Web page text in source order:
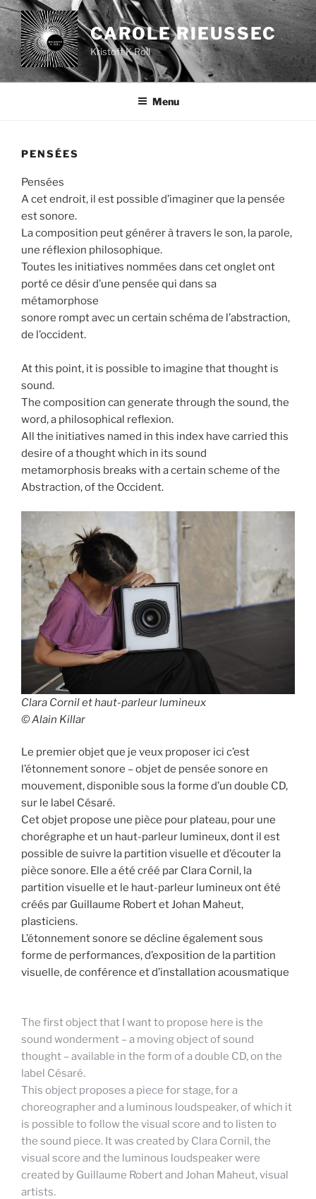
Aller
au
contenu
principal
CAROLE RIEUSSEC
Kristoff K.Roll
Menu
PENSÉES
Pensées
A cet endroit, il est possible d’imaginer que la pensée
est sonore.
La composition peut générer à travers le son, la parole,
une réflexion philosophique.
Toutes les initiatives nommées dans cet onglet ont
porté ce désir d’une pensée qui dans sa
métamorphose
sonore rompt avec un certain schéma de l’abstraction,
de l’occident.
At this point, it is possible to imagine that thought is
sound.
The composition can generate through the sound, the
word, a philosophical reflexion.
All the initiatives named in this index have carried this
desire of a thought which in its sound
metamorphosis breaks with a certain scheme of the
Abstraction, of the Occident.
Clara Cornil et haut-parleur lumineux
© Alain Killar
Le premier objet que je veux proposer ici c’est
l’étonnement sonore – objet de pensée sonore en
mouvement, disponible sous la forme d’un double CD,
sur le label Césaré.
Cet objet propose une pièce pour plateau, pour une
chorégraphe et un haut-parleur lumineux, dont il est
possible de suivre la partition visuelle et d’écouter la
pièce sonore. Elle a été créé par Clara Cornil, la
partition visuelle et le haut-parleur lumineux ont été
créés par Guillaume Robert et Johan Maheut,
plasticiens.
L’étonnement sonore se décline également sous
forme de performances, d’exposition de la partition
visuelle, de conférence et d’installation acousmatique
The first object that I want to propose here is the
sound wonderment – a moving object of sound
thought – available in the form of a double CD, on the
label Césaré.
This object proposes a piece for stage, for a
choreographer and a luminous loudspeaker, of which it
is possible to follow the visual score and to listen to
the sound piece. It was created by Clara Cornil, the
visual score and the luminous loudspeaker were
created by Guillaume Robert and Johan Maheut, visual
artists.